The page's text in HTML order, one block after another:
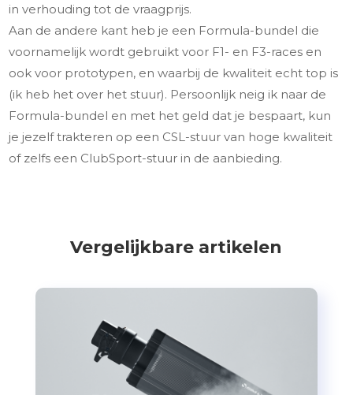
in verhouding tot de vraagprijs.
Aan de andere kant heb je een Formula-bundel die
voornamelijk wordt gebruikt voor F1- en F3-races en
ook voor prototypen, en waarbij de kwaliteit echt top is
(ik heb het over het stuur). Persoonlijk neig ik naar de
Formula-bundel en met het geld dat je bespaart, kun
je jezelf trakteren op een CSL-stuur van hoge kwaliteit
of zelfs een ClubSport-stuur in de aanbieding.
Vergelijkbare artikelen